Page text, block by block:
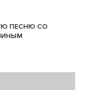
ПЕСНЮ СО